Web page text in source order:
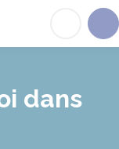
dans